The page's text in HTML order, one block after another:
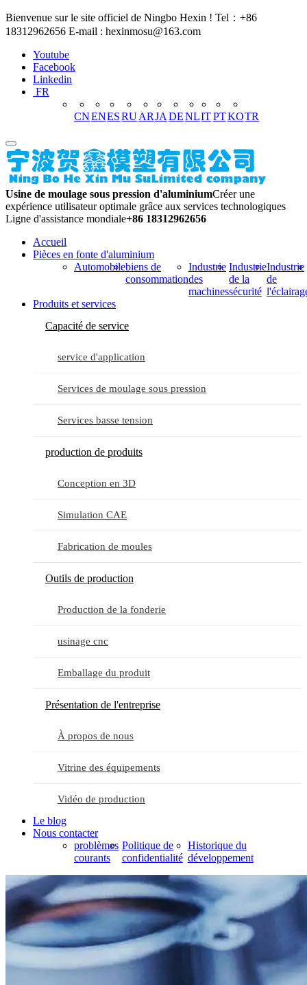
Bienvenue sur le site officiel de Ningbo Hexin ! Tel：+86
18312962656 E-mail : hexinmosu@163.com
Youtube
Facebook
Linkedin
FR
CNENESRUARJA DENLITPTKOTR
Usine de moulage sous pression d'aluminiumCréer une
expérience utilisateur optimale grâce aux services technologiques
Ligne d'assistance mondiale+86 18312962656
Accueil
Pièces en fonte d'aluminium
Automobilebiens de
consommation
Industrie
des
machines
Industrie
de la
sécurité
Industrie
de
Produits et services
Capacité de service
service d'application
Services de moulage sous pression
Services basse tension
production de produits
Conception en 3D
Simulation CAE
Fabrication de moules
Outils de production
Production de la fonderie
usinage cnc
Emballage du produit
Présentation de l'entreprise
À propos de nous
Vitrine des équipements
Vidéo de production
Le blog
Nous contacter
problèmes
courants
Politique de
confidentialité
Historique du
développement